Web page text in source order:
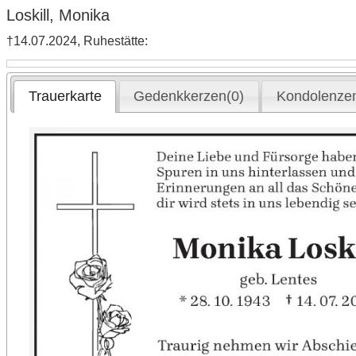
Loskill, Monika
†14.07.2024, Ruhestätte:
Trauerkarte Gedenkkerzen(0)